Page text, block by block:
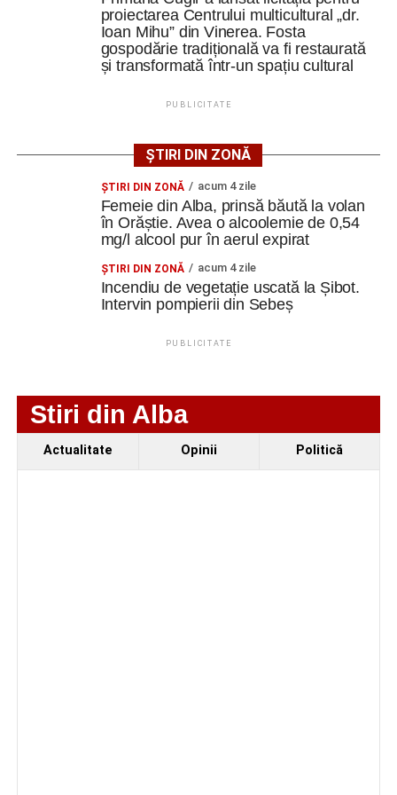
Adaugă cugirinfo.ro ca sursă
preferată pe Google
Ultimele știri din Cugir
mașină solară. Vehiculul a ajuns și la o expoziție din
Trei profesori ai Colegiului Național „David Prodan”
Cugir și-au perfecționat competențele prin
mobilități Erasmus+ în Croația
Secretul succesului în afaceri, dezvăluit de
antreprenorul Alexandru Jittu care a lucrat pentru
proiectarea Centrului multicultural „dr.
Ioan Mihu” din Vinerea. Fosta
gospodărie tradițională va fi restaurată
și transformată într-un spațiu cultural
PUBLICITATE
ȘTIRI DIN ZONĂ
ŞTIRI DIN ZONĂ acum 4 zile
Femeie din Alba, prinsă băută la volan
în Orăștie. Avea o alcoolemie de 0,54
mg/l alcool pur în aerul expirat
ŞTIRI DIN ZONĂ acum 4 zile
Incendiu de vegetație uscată la Șibot.
Intervin pompierii din Sebeș
PUBLICITATE
Stiri din Alba
Actualitate Opinii Politică